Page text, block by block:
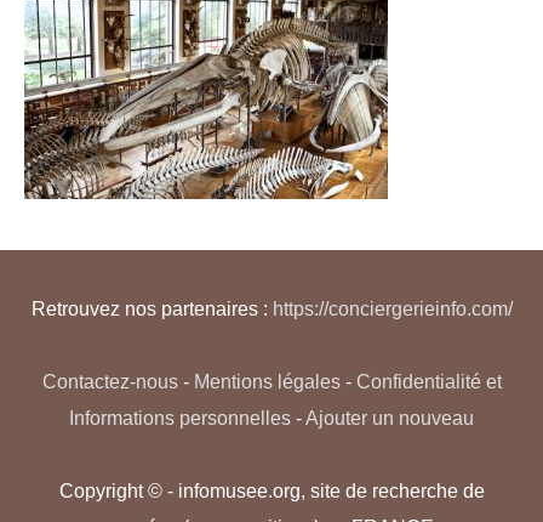
Retrouvez nos partenaires : https://conciergerieinfo.com/
Contactez-nous- Mentions légales- Confidentialité et
Informations personnelles - Ajouter un nouveau
Copyright © - infomusee.org, site de recherche de